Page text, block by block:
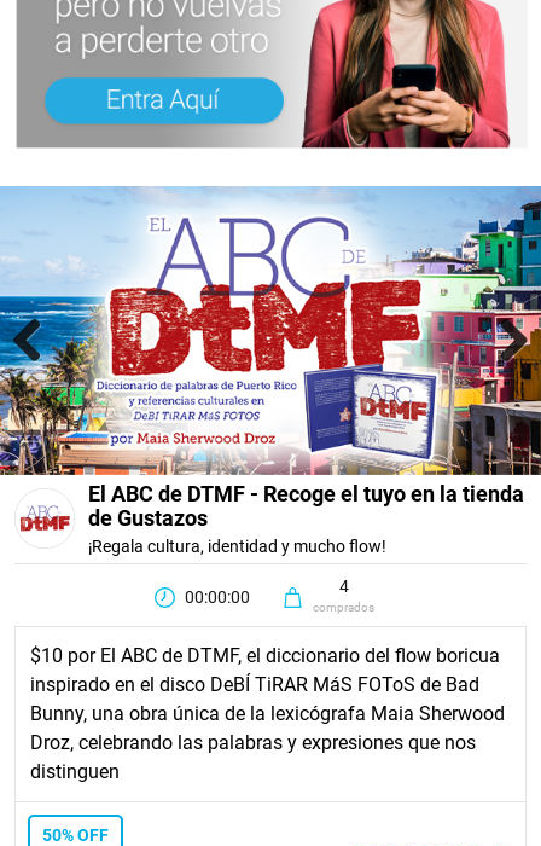
Previous Next
El ABC de DTMF - Recoge el tuyo en la tienda
de Gustazos
¡Regala cultura, identidad y mucho flow!
00:00:00
4
comprados
$10 por El ABC de DTMF, el diccionario del flow boricua
inspirado en el disco DeBÍ TiRAR MáS FOToS de Bad
Bunny, una obra única de la lexicógrafa Maia Sherwood
Droz, celebrando las palabras y expresiones que nos
distinguen
50% OFF